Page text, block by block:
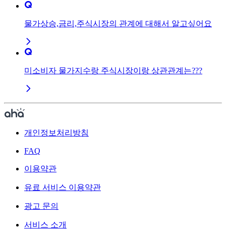
물가상승,금리,주식시장의 관계에 대해서 알고싶어요
미소비자 물가지수랑 주식시장이랑 상관관계는???
개인정보처리방침
FAQ
이용약관
유료 서비스 이용약관
광고 문의
서비스 소개